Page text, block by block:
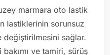
marmara oto lastik
lastiklerinin sorunsuz
değiştirilmesini sağlar.
ve tamiri, sürüş